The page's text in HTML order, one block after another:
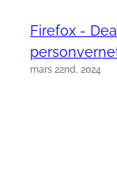
Firefox -
mars 22nd, 2024